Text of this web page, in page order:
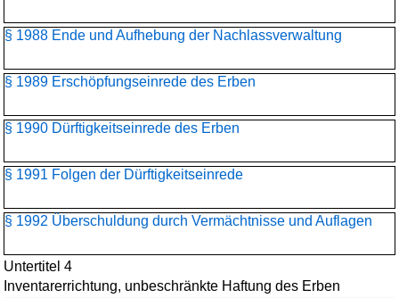
§ 1988 Ende und Aufhebung der Nachlassverwaltung
§ 1989 Erschöpfungseinrede des Erben
§ 1990 Dürftigkeitseinrede des Erben
§ 1991 Folgen der Dürftigkeitseinrede
§ 1992 Überschuldung durch Vermächtnisse und Auflagen
Untertitel 4
Inventarerrichtung, unbeschränkte Haftung des Erben